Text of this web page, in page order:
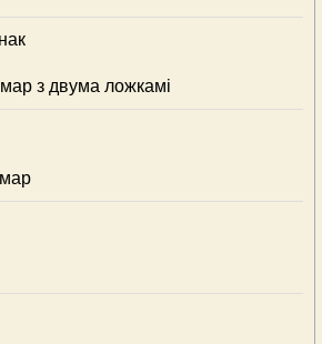
з двума ложкамі